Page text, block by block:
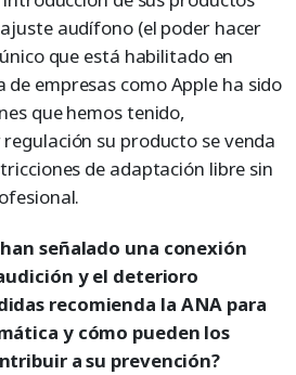
audífono (el poder hacer
que está habilitado en
de empresas como Apple ha sido
que hemos tenido,
su producto se venda
de adaptación libre sin
señalado una conexión
y el deterioro
recomienda la ANA para
y cómo pueden los
a su prevención?